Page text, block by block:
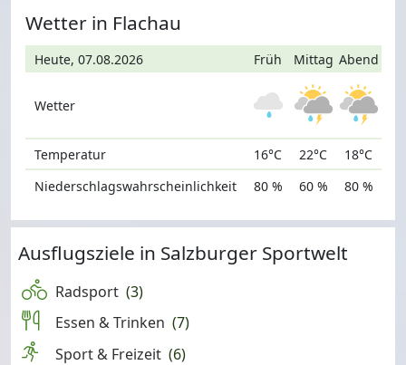
Wetter in Flachau
Heute, 07.08.2026
Wetter
Temperatur
Niederschlagswahrscheinlichkeit
Früh
16°C
80 %
Mittag
22°C
60 %
Abend
18°C
80 %
Ausflugsziele in Salzburger Sportwelt
Radsport (3)
Essen & Trinken (7)
Sport & Freizeit (6)